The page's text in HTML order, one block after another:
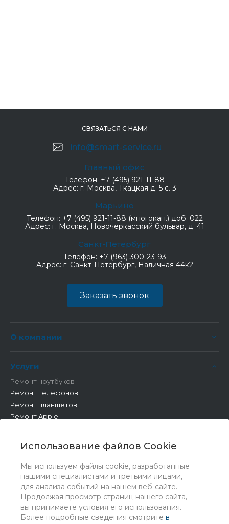
Использование файлов Cookie
Мы используем файлы cookie, разработанные
нашими специалистами и третьими лицами,
для анализа событий на нашем веб-сайте.
Продолжая просмотр страниц нашего сайта,
вы принимаете условия его использования.
Более подробные сведения смотрите в
СВЯЗАТЬСЯ С НАМИ
info@smart-service.ru
Главный офис
Телефон: +7 (495) 921-11-88
Адрес: г. Москва, Ткацкая д. 5 с. 3
Марьино
Телефон: +7 (495) 921-11-88 (многокан.) доб. 022
Адрес: г. Москва, Новочеркасский бульвар, д. 41
Санкт-Петербург
Телефон: +7 (963) 300-23-93
Адрес: г. Санкт-Петербург, Наличная 44к2
Заказать звонок
О компании
Услуги
Ремонт ноутбуков
Ремонт телефонов
Ремонт планшетов
Ремонт Apple